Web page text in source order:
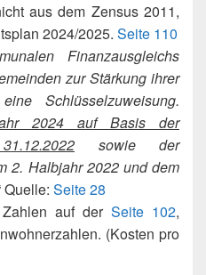
aus dem Zensus 2011,
2024/2025. Seite 110
Finanzausgleichs
zur Stärkung ihrer
Schlüsselzuweisung.
2024 auf Basis der
sowie der
2. Halbjahr 2022 und dem
Quelle: Seite 28
auf der Seite 102,
(Kosten pro